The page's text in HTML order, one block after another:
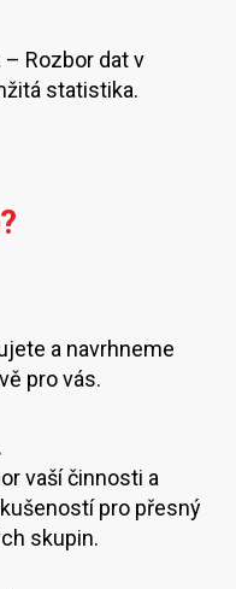
– Rozbor dat v
statistika.
a navrhneme
pro vás.
vaší činnosti a
pro přesný
skupin.